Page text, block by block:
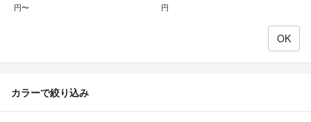
円〜 円
カラーで絞り込み